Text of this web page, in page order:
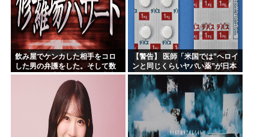
飲み屋でケンカした相手をコロ
した男の弁護をした。そして数
年後、因果応報を思わせる出来
【警告】 医師「米国では”ヘロイ
ンと同じくらいヤバい薬”が日本
では平気で処方されてる」